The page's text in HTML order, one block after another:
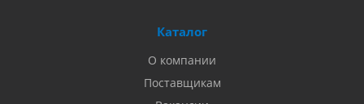
Каталог
О компании
Поставщикам